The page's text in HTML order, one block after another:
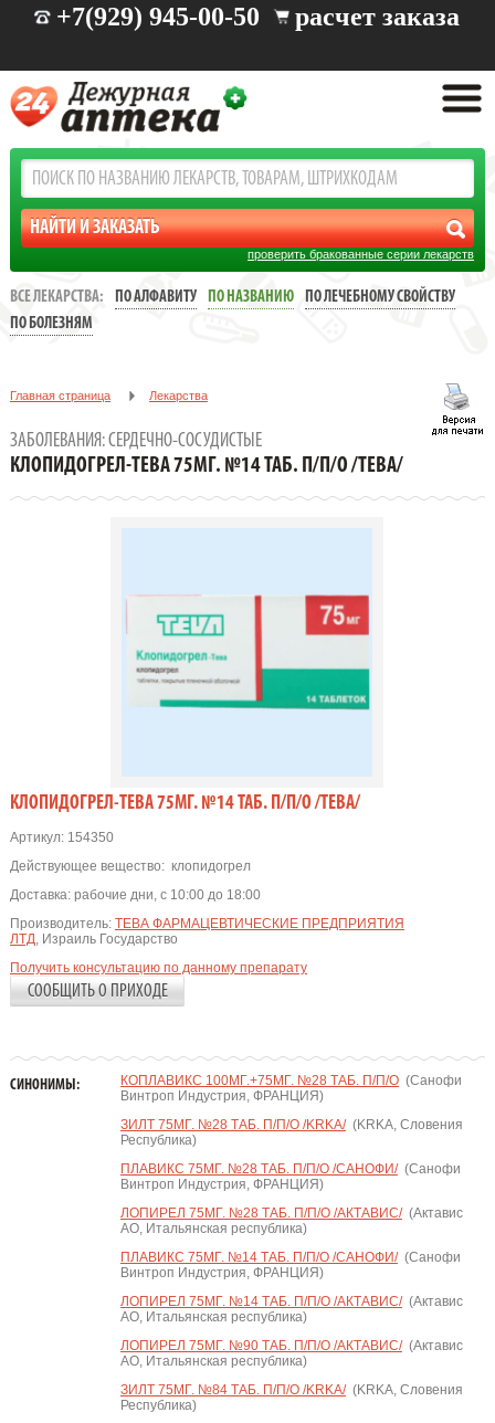
+7(929) 945-00-50 расчет заказа
проверить бракованные серии лекарств
ВСЕ ЛЕКАРСТВА: ПО АЛФАВИТУ ПО НАЗВАНИЮ
ПО ЛЕЧЕБНОМУ СВОЙСТВУ
ПО БОЛЕЗНЯМ
Главная страница Лекарства
КЛОПИДОГРЕЛ-ТЕВА 75МГ. №14 ТАБ. П/П/О /ТЕВА/
ЗАБОЛЕВАНИЯ: СЕРДЕЧНО-СОСУДИСТЫЕ
КЛОПИДОГРЕЛ-ТЕВА 75МГ. №14 ТАБ. П/П/О /ТЕВА/
КЛОПИДОГРЕЛ-ТЕВА 75МГ. №14 ТАБ. П/П/О /ТЕВА/
Артикул:154350
Действующее вещество: клопидогрел
Доставка: рабочие дни, с 10:00 до 18:00
Производитель: ТЕВА ФАРМАЦЕВТИЧЕСКИЕ ПРЕДПРИЯТИЯ
ЛТД, Израиль Государство
Получить консультацию по данному препарату
СООБЩИТЬ О ПРИХОДЕ
СИНОНИМЫ: КОПЛАВИКС 100МГ.+75МГ. №28 ТАБ. П/П/О(Санофи
Винтроп Индустрия, ФРАНЦИЯ)
ЗИЛТ 75МГ. №28 ТАБ. П/П/О /KRKA/(KRKA, Словения
Республика)
ПЛАВИКС 75МГ. №28 ТАБ. П/П/О /САНОФИ/(Санофи
Винтроп Индустрия, ФРАНЦИЯ)
ЛОПИРЕЛ 75МГ. №28 ТАБ. П/П/О /АКТАВИС/(Актавис
АО, Итальянская республика)
ПЛАВИКС 75МГ. №14 ТАБ. П/П/О /САНОФИ/(Санофи
Винтроп Индустрия, ФРАНЦИЯ)
ЛОПИРЕЛ 75МГ. №14 ТАБ. П/П/О /АКТАВИС/(Актавис
АО, Итальянская республика)
ЛОПИРЕЛ 75МГ. №90 ТАБ. П/П/О /АКТАВИС/(Актавис
АО, Итальянская республика)
ЗИЛТ 75МГ. №84 ТАБ. П/П/О /KRKA/(KRKA, Словения
Республика)